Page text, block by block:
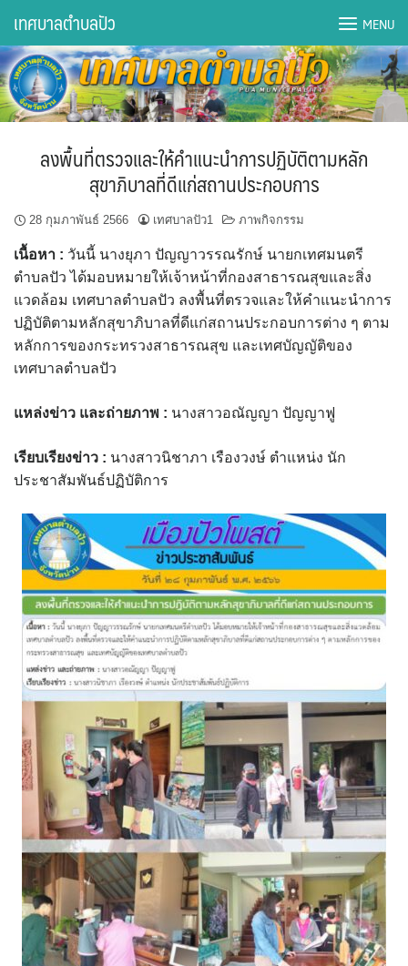
content
DWQA Ask Question
DWQA Questions
กองการศึกษา
กองคลัง
กองช่าง
กองยุทธศาสตร์และงบประมาณ
กองสาธารณสุขฯ
assessment ITA2023
ข้อกำหนดการใช้งาน
ข้อมูลประชากร
ข้อมูลพื้นฐานของศูนย์บริการนักท่องเที่ยว เทศบาลตำบลปัว
ขั้นตอนการขอรับบริการ
งบแสดงฐานะการคลัง
งบแสดงฐานะการเงิน เทศบาลตำบลปัว ประจำปีงบประมาณ 2561
ติดต่อหน่วยงาน
ที่พัก
Amante Baristro Hotel & Cafe’ @Pua
C View Home
Deply
Go Hight ‘O Village
เทศบาลตำบลปัว MENU
ลงพื้นที่ตรวจและให้คำแนะนำการปฏิบัติตามหลัก
สุขาภิบาลที่ดีแก่สถานประกอบการ
28 กุมภาพันธ์ 2566 เทศบาลปัว1 ภาพกิจกรรม
เนื้อหา : วันนี้ นางยุภา ปัญญาวรรณรักษ์ นายกเทศมนตรี
ตำบลปัว ได้มอบหมายให้เจ้าหน้าที่กองสาธารณสุขและสิ่ง
แวดล้อม เทศบาลตำบลปัว ลงพื้นที่ตรวจและให้คำแนะนำการ
ปฏิบัติตามหลักสุขาภิบาลที่ดีแก่สถานประกอบการต่าง ๆ ตาม
หลักการของกระทรวงสาธารณสุข และเทศบัญญัติของ
เทศบาลตำบลปัว
แหล่งข่าว และถ่ายภาพ : นางสาวอณัญญา ปัญญาฟู
เรียบเรียงข่าว : นางสาวนิชาภา เรืองวงษ์ ตำแหน่ง นัก
ประชาสัมพันธ์ปฏิบัติการ